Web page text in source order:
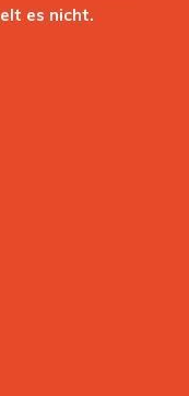
es nicht.